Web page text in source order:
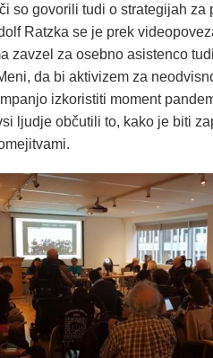
so govorili tudi o strategijah za
Ratzka se je prek
zavzel za osebno asistenco
da bi aktivizem za
izkoristiti moment
ljudje občutili to, kako je biti